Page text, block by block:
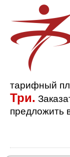
тарифный
Три.
предложить